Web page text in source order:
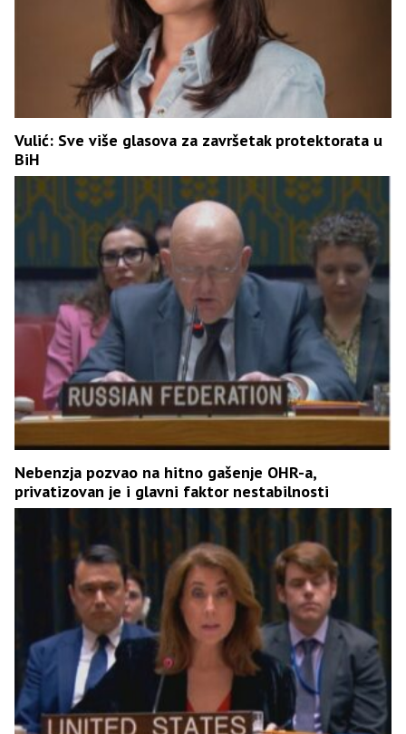
Vulić: Sve više glasova za završetak protektorata u
BiH
Nebenzja pozvao na hitno gašenje OHR-a,
privatizovan je i glavni faktor nestabilnosti